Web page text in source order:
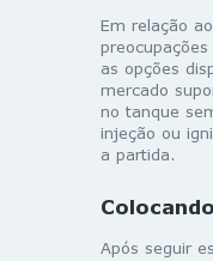
Em relação
as opções
mercado
no tanque
injeção ou
a partida.
Após seguir